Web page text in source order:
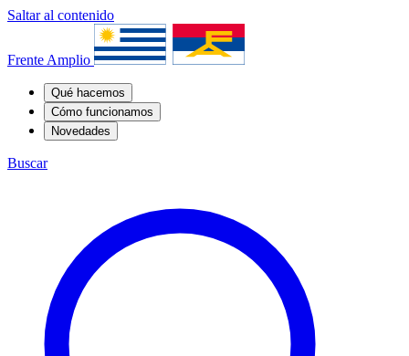
Saltar al contenido
Frente Amplio
Qué hacemos
Cómo funcionamos
Novedades
Buscar